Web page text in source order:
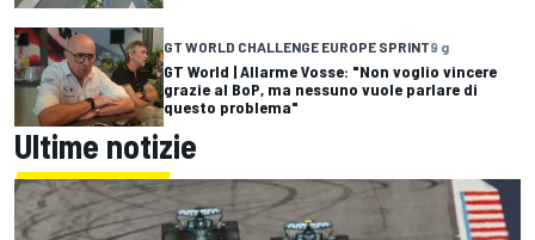
GT WORLD CHALLENGE EUROPE SPRINT9 g
GT World | Allarme Vosse: "Non voglio vincere
grazie al BoP, ma nessuno vuole parlare di
questo problema"
Ultime notizie